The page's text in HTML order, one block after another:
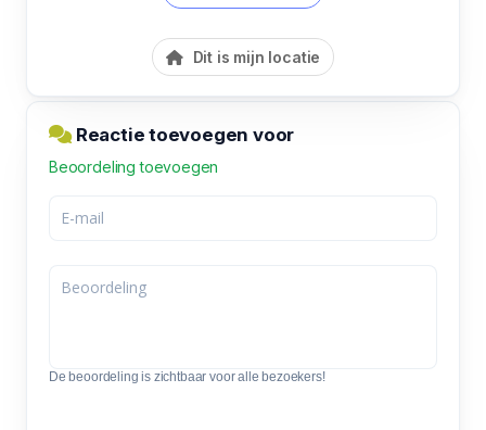
Dit is mijn locatie
Reactie toevoegen voor
Beoordeling toevoegen
De beoordeling is zichtbaar voor alle bezoekers!